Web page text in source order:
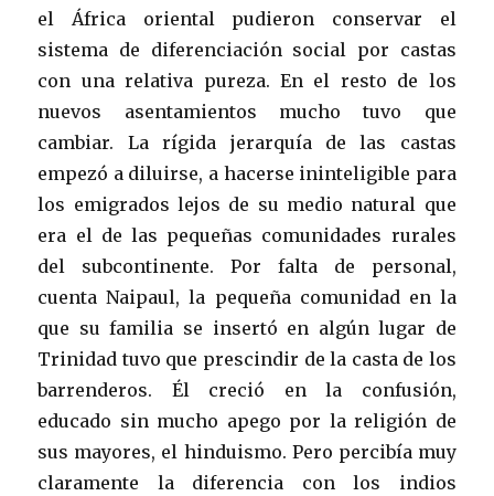
el África oriental pudieron conservar el
sistema de diferenciación social por castas
con una relativa pureza. En el resto de los
nuevos asentamientos mucho tuvo que
cambiar. La rígida jerarquía de las castas
empezó a diluirse, a hacerse ininteligible para
los emigrados lejos de su medio natural que
era el de las pequeñas comunidades rurales
del subcontinente. Por falta de personal,
cuenta Naipaul, la pequeña comunidad en la
que su familia se insertó en algún lugar de
Trinidad tuvo que prescindir de la casta de los
barrenderos. Él creció en la confusión,
educado sin mucho apego por la religión de
sus mayores, el hinduismo. Pero percibía muy
claramente la diferencia con los indios